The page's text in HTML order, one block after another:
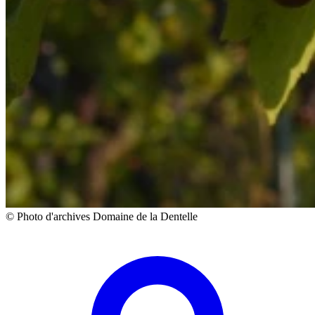
© Photo d'archives Domaine de la Dentelle